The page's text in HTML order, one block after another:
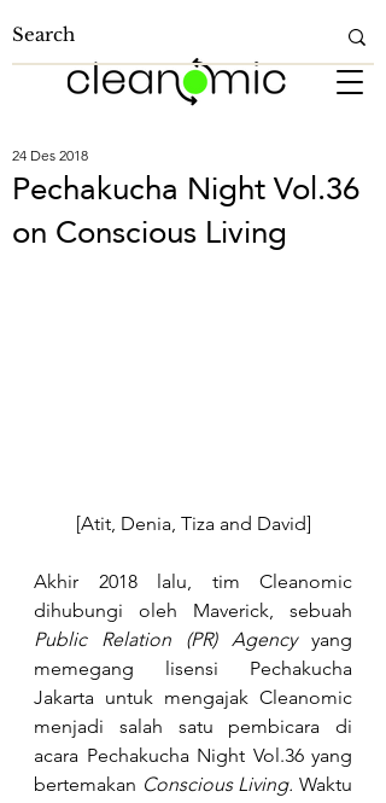
Pechakucha Night Vol.36
on Conscious Living
24 Des 2018
[Atit, Denia, Tiza and David]
Akhir 2018 lalu, tim Cleanomic
Public Relation (PR) Agency yang
memegang lisensi Pechakucha
Jakarta untuk mengajak Cleanomic
menjadi salah satu pembicara di
acara Pechakucha Night Vol.36 yang
bertemakan Conscious Living. Waktu